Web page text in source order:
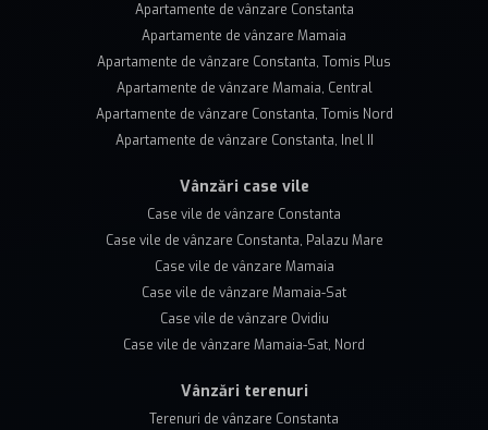
Apartamente de vânzare Constanta
Apartamente de vânzare Mamaia
Apartamente de vânzare Constanta, Tomis Plus
Apartamente de vânzare Mamaia, Central
Apartamente de vânzare Constanta, Tomis Nord
Apartamente de vânzare Constanta, Inel II
Vânzări case vile
Case vile de vânzare Constanta
Case vile de vânzare Constanta, Palazu Mare
Case vile de vânzare Mamaia
Case vile de vânzare Mamaia-Sat
Case vile de vânzare Ovidiu
Case vile de vânzare Mamaia-Sat, Nord
Vânzări terenuri
Terenuri de vânzare Constanta